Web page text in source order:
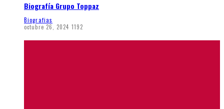
Biografía Grupo Toppaz
Biografias
octubre 26, 2024 1192